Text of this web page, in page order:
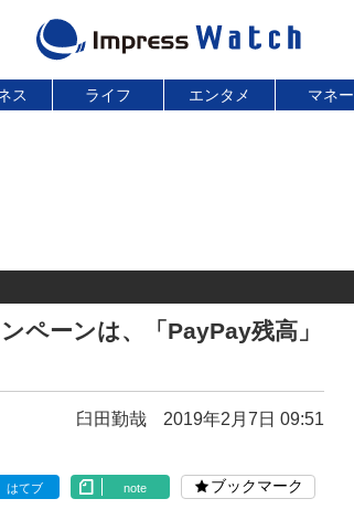
ス ライフ エンタメ マネー
ペーンは、「PayPay残高」
臼田勤哉 2019年2月7日 09:51
はてブ note ブックマーク